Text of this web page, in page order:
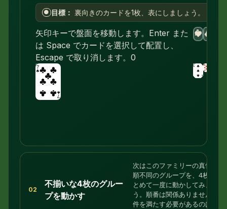
● 目標： 裏向きのカードを1枚、表にしましょう。
矢印キーで盤面を移動します。Enter また
は Space でカードを選択して配置し、
Escape で取り消します。 0
A
♥ A
♦
02
不揃いな4枚のグルー
プを動かす
次はこのファミリーの真骨頂：
順不同のグループを、4枚以上
とめて一度に動かしてみましょ
う。順番は関係ありません —
件を満たす必要があるのは、い